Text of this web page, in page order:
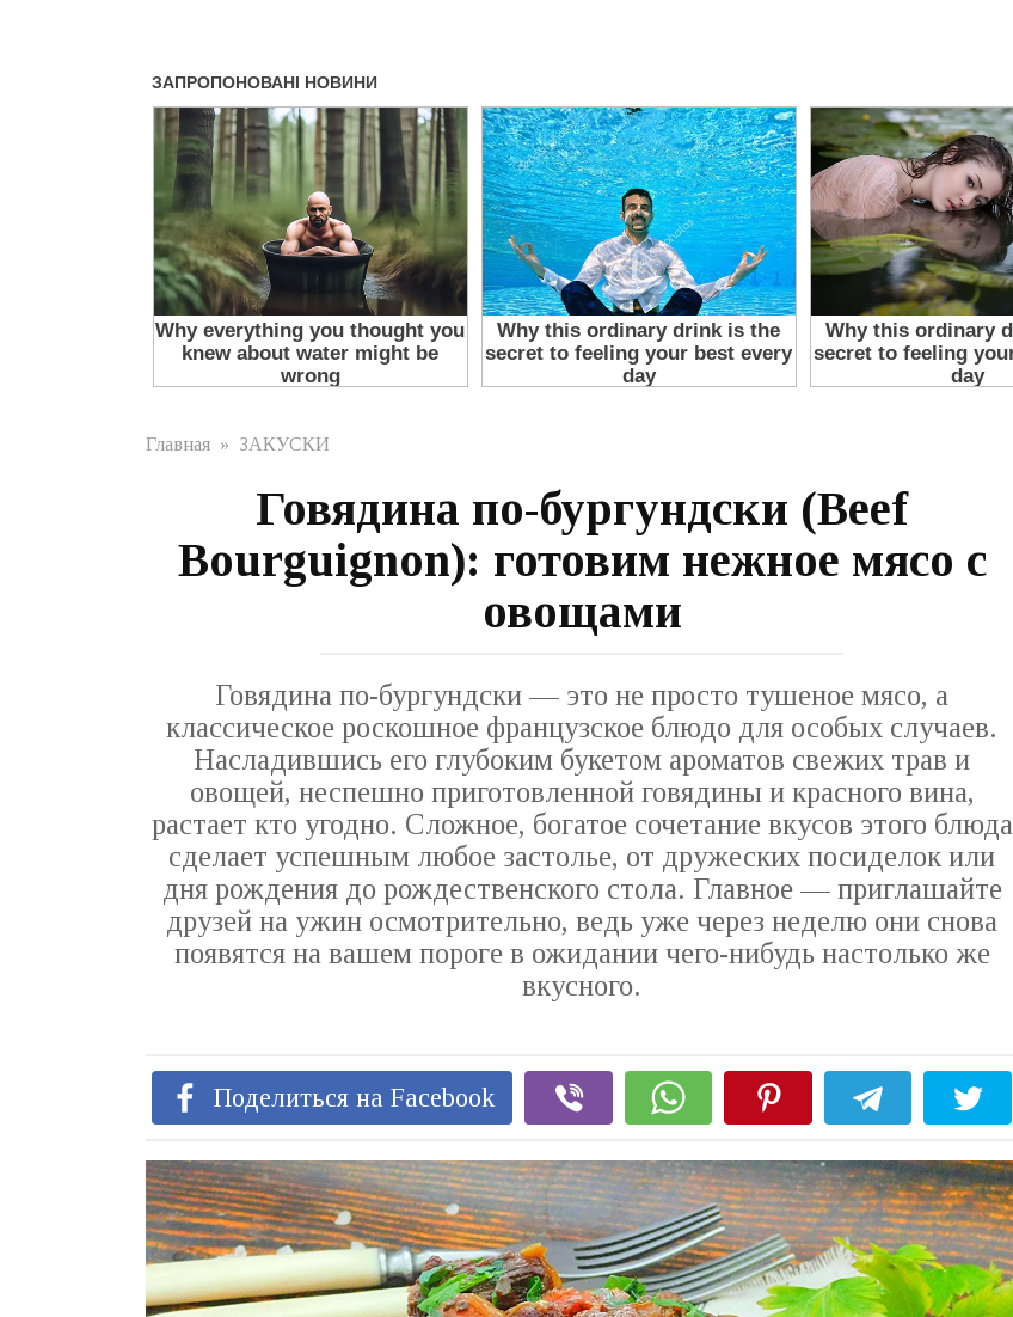
Главная » ЗАКУСКИ
Говядина по-бургундски (Beef
Bourguignon): готовим нежное мясо с
овощами
Говядина по-бургундски — это не просто тушеное мясо, а
классическое роскошное французское блюдо для особых случаев.
Насладившись его глубоким букетом ароматов свежих трав и
овощей, неспешно приготовленной говядины и красного вина,
растает кто угодно. Сложное, богатое сочетание вкусов этого блюда
сделает успешным любое застолье, от дружеских посиделок или
дня рождения до рождественского стола. Главное — приглашайте
друзей на ужин осмотрительно, ведь уже через неделю они снова
появятся на вашем пороге в ожидании чего-нибудь настолько же
вкусного.
Поделиться на Facebook